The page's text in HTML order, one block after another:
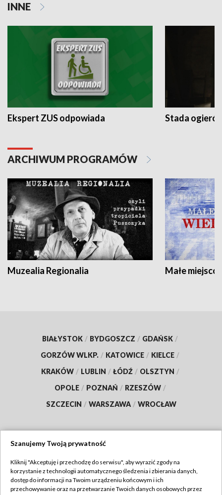
INNE
Ekspert ZUS odpowiada Stada
ARCHIWUM PROGRAMÓW
Muzealia Regionalia Małe
BIAŁYSTOK / BYDGOSZCZ / GDAŃSK /
GORZÓW WLKP. / KATOWICE / KIELCE /
KRAKÓW / LUBLIN / ŁÓDŹ / OLSZTYN /
OPOLE / POZNAŃ / RZESZÓW /
SZCZECIN / WARSZAWA / WROCŁAW
TVP
Abonament TVP
Regulamin TVP
Szanujemy Twoją prywatność
Kliknij "Akceptuję i przechodzę do serwisu", aby wyrazić zgody na
korzystanie z technologii automatycznego śledzenia i zbierania danych,
dostęp do informacji na Twoim urządzeniu końcowym i ich
przechowywanie oraz na przetwarzanie Twoich danych osobowych przez